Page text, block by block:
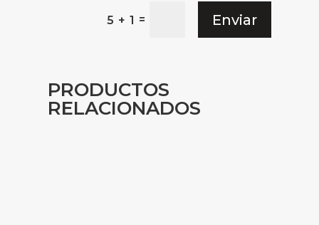
5 + 1 = Enviar
PRODUCTOS
RELACIONADOS